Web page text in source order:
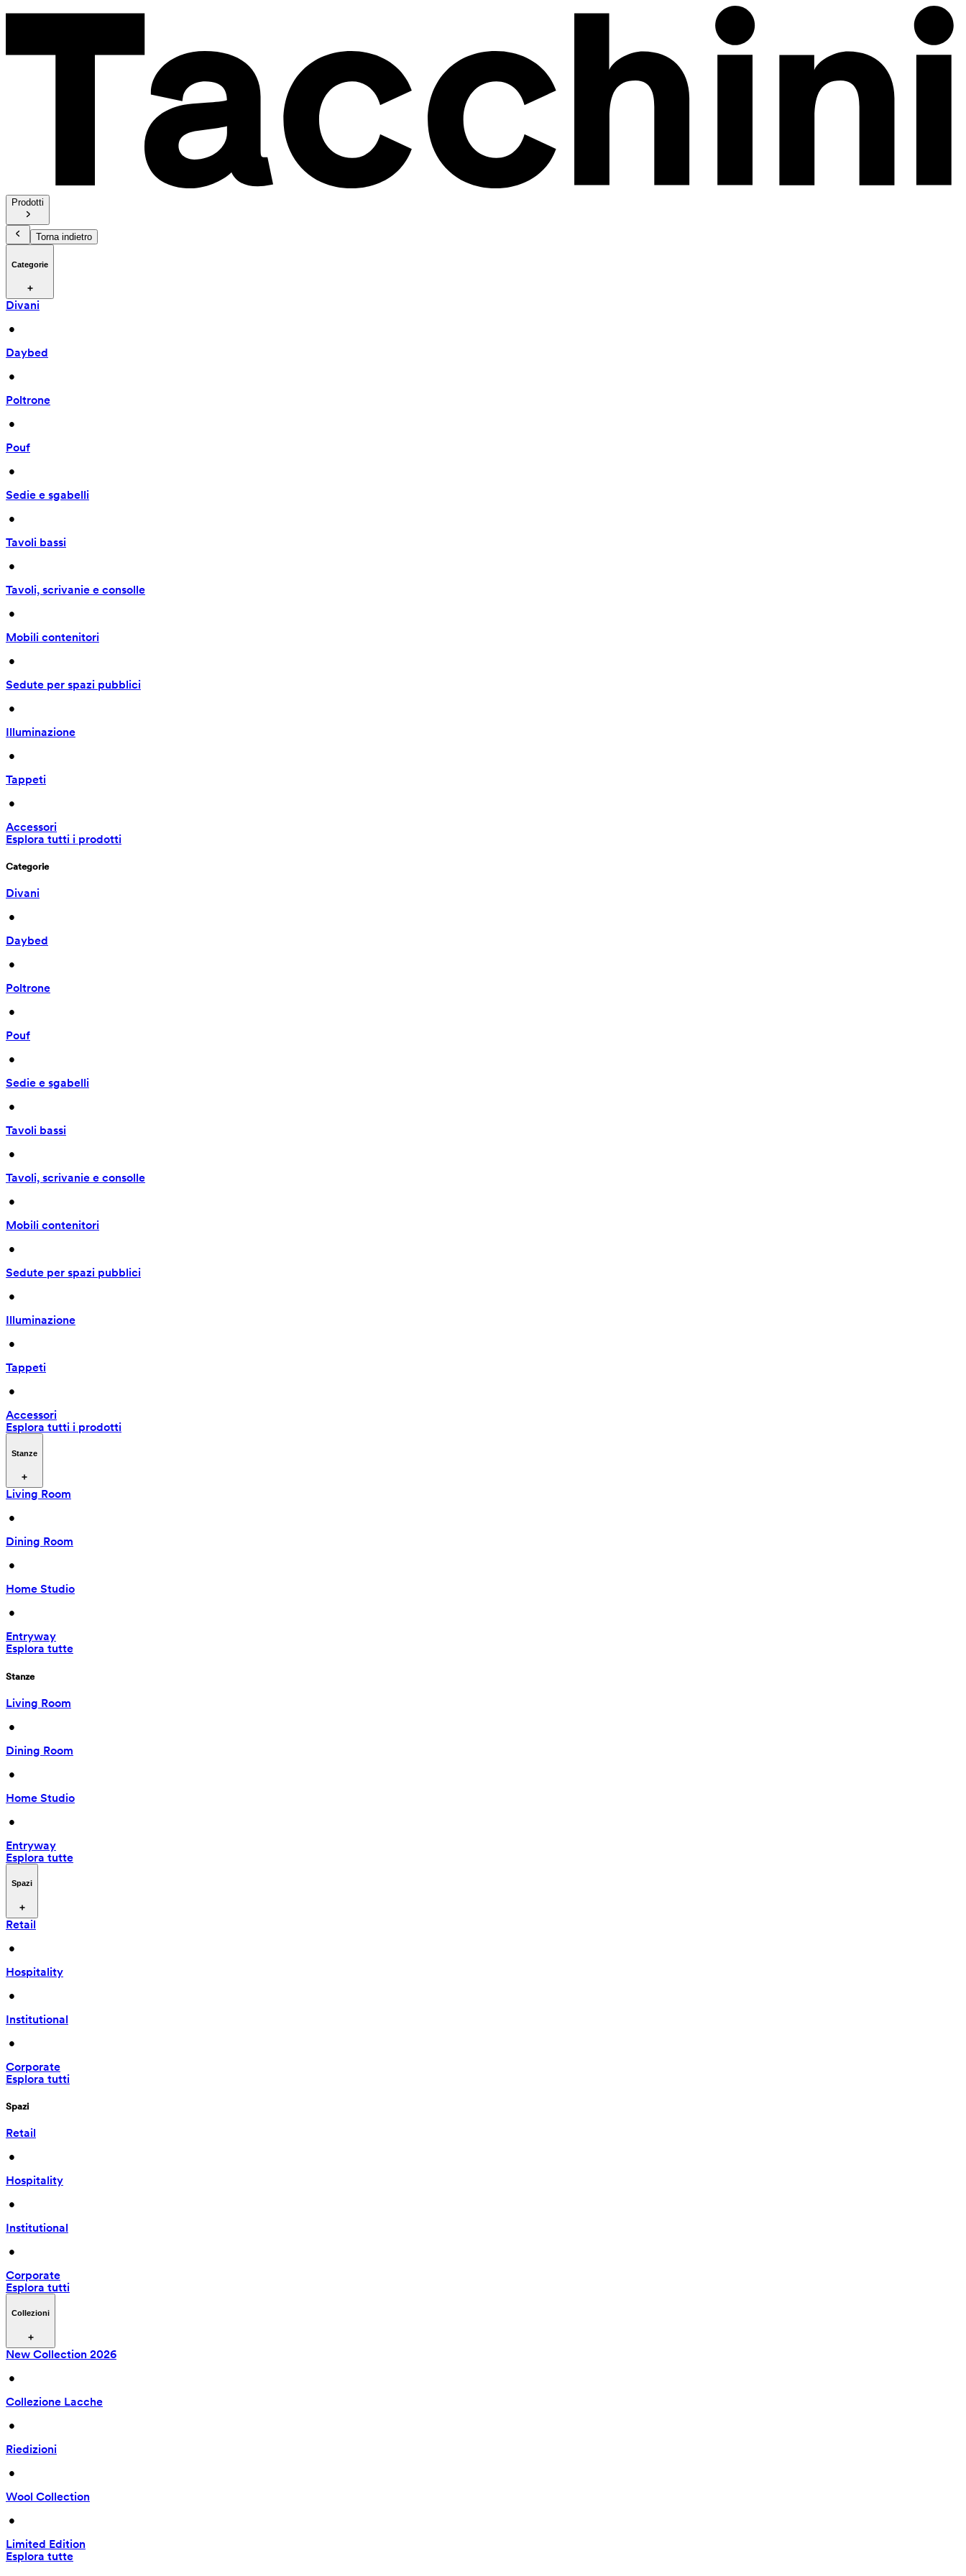
Prodotti
Torna indietro
Categorie
Divani
•
Daybed
•
Poltrone
•
Pouf
•
Sedie e sgabelli
•
Tavoli bassi
•
Tavoli, scrivanie e consolle
•
Mobili contenitori
•
Sedute per spazi pubblici
•
Illuminazione
•
Tappeti
•
Accessori
Esplora tutti i prodotti
Categorie
Divani
•
Daybed
•
Poltrone
•
Pouf
•
Sedie e sgabelli
•
Tavoli bassi
•
Tavoli, scrivanie e consolle
•
Mobili contenitori
•
Sedute per spazi pubblici
•
Illuminazione
•
Tappeti
•
Accessori
Esplora tutti i prodotti
Stanze
Living Room
•
Dining Room
•
Home Studio
•
Entryway
Esplora tutte
Stanze
Living Room
•
Dining Room
•
Home Studio
•
Entryway
Esplora tutte
Spazi
Retail
•
Hospitality
•
Institutional
•
Corporate
Esplora tutti
Spazi
Retail
•
Hospitality
•
Institutional
•
Corporate
Esplora tutti
Collezioni
New Collection 2026
•
Collezione Lacche
•
Riedizioni
•
Wool Collection
•
Limited Edition
Esplora tutte